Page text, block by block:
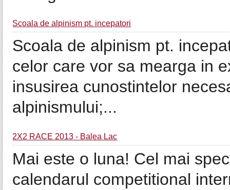
Scoala de alpinism pt. incepatori
Scoala de alpinism pt.
celor care vor sa mearga in
insusirea cunostintelor
alpinismului;...
2X2 RACE 2013 - Balea Lac
Mai este o luna! Cel mai
calendarul competitional